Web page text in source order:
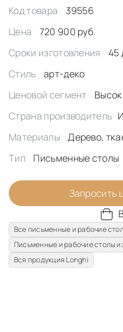
Код товара
39556
Цена
720 900 руб.
Сроки изготовления
45
Стиль
арт-деко
Ценовой сегмент
Страна производитель
Материалы
Дерево,
Тип
Письменные столы
Запросить
Все письменные и рабочие
Письменные и рабочие столы
Вся продукция Longhi